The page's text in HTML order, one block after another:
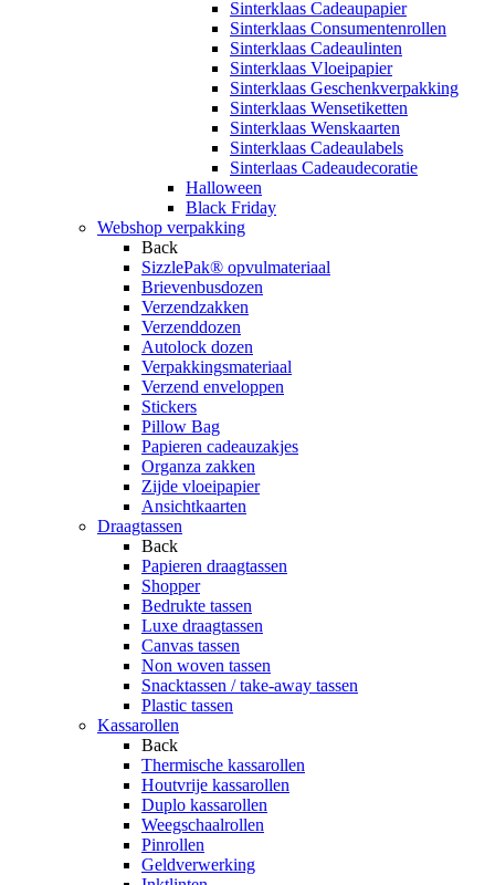
Sinterklaas Cadeaupapier
Sinterklaas Consumentenrollen
Sinterklaas Cadeaulinten
Sinterklaas Vloeipapier
Sinterklaas Geschenkverpakking
Sinterklaas Wensetiketten
Sinterklaas Wenskaarten
Sinterklaas Cadeaulabels
Sinterlaas Cadeaudecoratie
Halloween
Black Friday
Webshop verpakking
Back
SizzlePak® opvulmateriaal
Brievenbusdozen
Verzendzakken
Verzenddozen
Autolock dozen
Verpakkingsmateriaal
Verzend enveloppen
Stickers
Pillow Bag
Papieren cadeauzakjes
Organza zakken
Zijde vloeipapier
Ansichtkaarten
Draagtassen
Back
Papieren draagtassen
Shopper
Bedrukte tassen
Luxe draagtassen
Canvas tassen
Non woven tassen
Snacktassen / take-away tassen
Plastic tassen
Kassarollen
Back
Thermische kassarollen
Houtvrije kassarollen
Duplo kassarollen
Weegschaalrollen
Pinrollen
Geldverwerking